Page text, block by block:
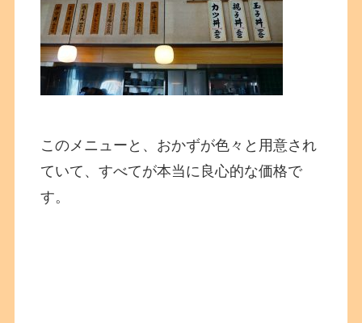
このメニューと、おかずが色々と用意され
ていて、すべてが本当に良心的な価格で
す。